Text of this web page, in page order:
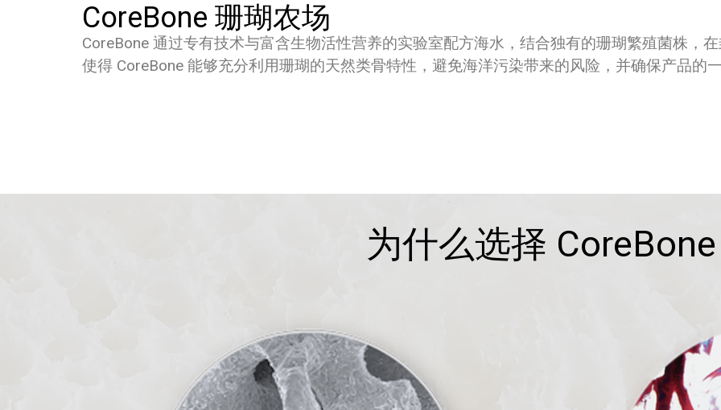
CoreBone 珊瑚农场
CoreBone 通过专有技术与富含生物活性营养的实验室配方海水，结合独有的珊瑚繁殖菌株，
使得 CoreBone 能够充分利用珊瑚的天然类骨特性，避免海洋污染带来的风险，并确保产品的
为什么选择 CoreBone